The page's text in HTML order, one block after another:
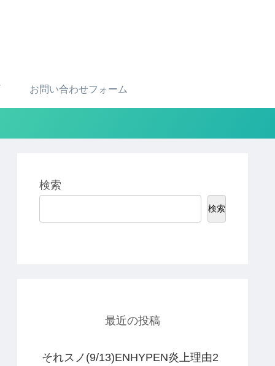
お問い合わせフォーム
検索
検索
最近の投稿
それスノ(9/13)ENHYPEN炎上理由2